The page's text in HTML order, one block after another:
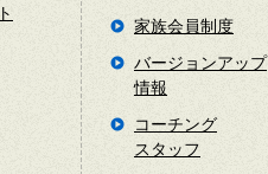
家族会員制度
バージョンアップ
情報
コーチング
スタッフ